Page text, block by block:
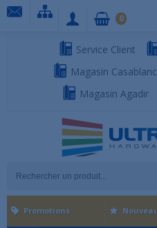
Service Client
Magasin
Magasin Agadir
0
Promotions